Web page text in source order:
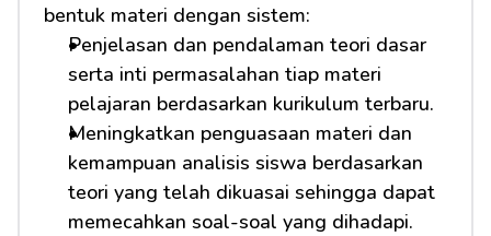
bentuk materi dengan sistem:
Penjelasan dan pendalaman teori dasar
serta inti permasalahan tiap materi
pelajaran berdasarkan kurikulum terbaru.
Meningkatkan penguasaan materi dan
kemampuan analisis siswa berdasarkan
teori yang telah dikuasai sehingga dapat
memecahkan soal-soal yang dihadapi.